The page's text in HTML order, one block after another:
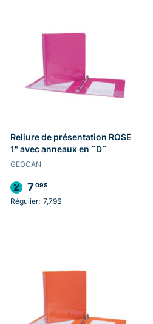
Reliure de présentation ROSE
1" avec anneaux en ¨D¨
GEOCAN
7 09$
Régulier: 7,79$